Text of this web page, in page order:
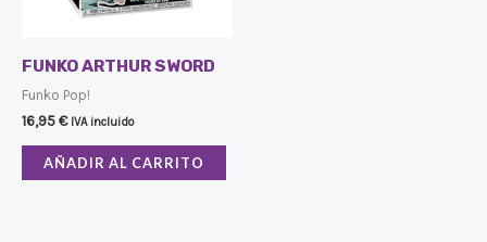
FUNKO ARTHUR SWORD
Funko Pop!
16,95€ IVA incluido
AÑADIR AL CARRITO